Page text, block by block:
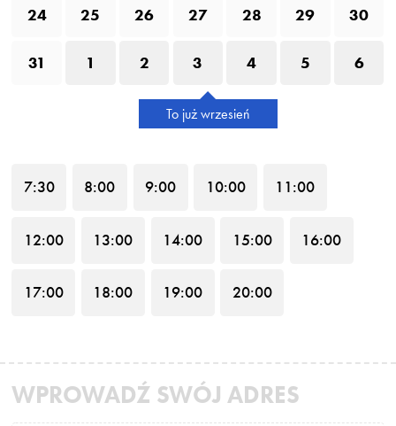
24 25 26 27 28 29 30
31 1 2 3 4 5 6
To już wrzesień
7:30 8:00 9:00 10:00 11:00
12:00 13:00 14:00 15:00 16:00
17:00 18:00 19:00 20:00
WPROWADŹ SWÓJ ADRES